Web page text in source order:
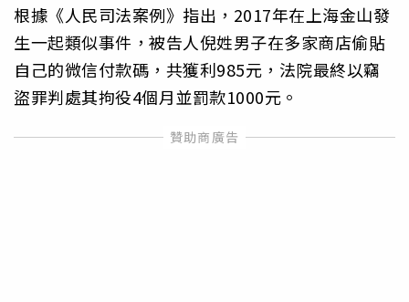
根據《人民司法案例》指出，2017年在上海金山發
生一起類似事件，被告人倪姓男子在多家商店偷貼
自己的微信付款碼，共獲利985元，法院最終以竊
盜罪判處其拘役4個月並罰款1000元。